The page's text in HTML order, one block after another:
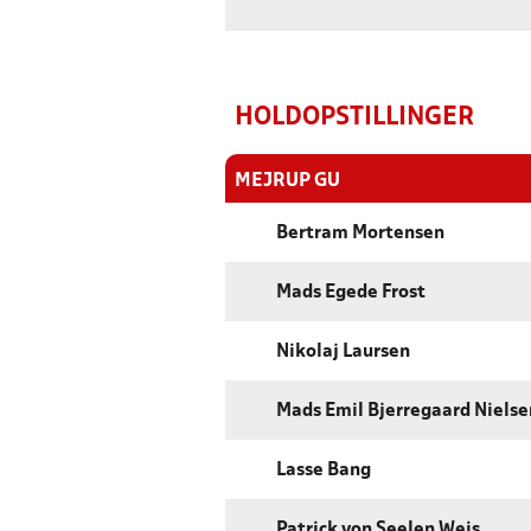
HOLDOPSTILLINGER
MEJRUP GU
Bertram Mortensen
Mads Egede Frost
Nikolaj Laursen
Mads Emil Bjerregaard
Lasse Bang